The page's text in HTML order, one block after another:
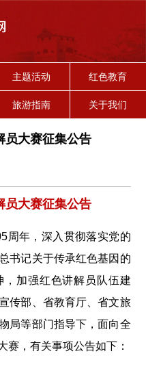
主题活动 红色教育
旅游指南 关于我们
员大赛征集公告
员大赛征集公告
周年，深入贯彻落实党的
书记关于传承红色基因的
加强红色讲解员队伍建
传部、省教育厅、省文旅
局等部门指导下，面向全
赛，有关事项公告如下：